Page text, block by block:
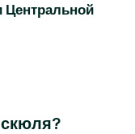
Центральной